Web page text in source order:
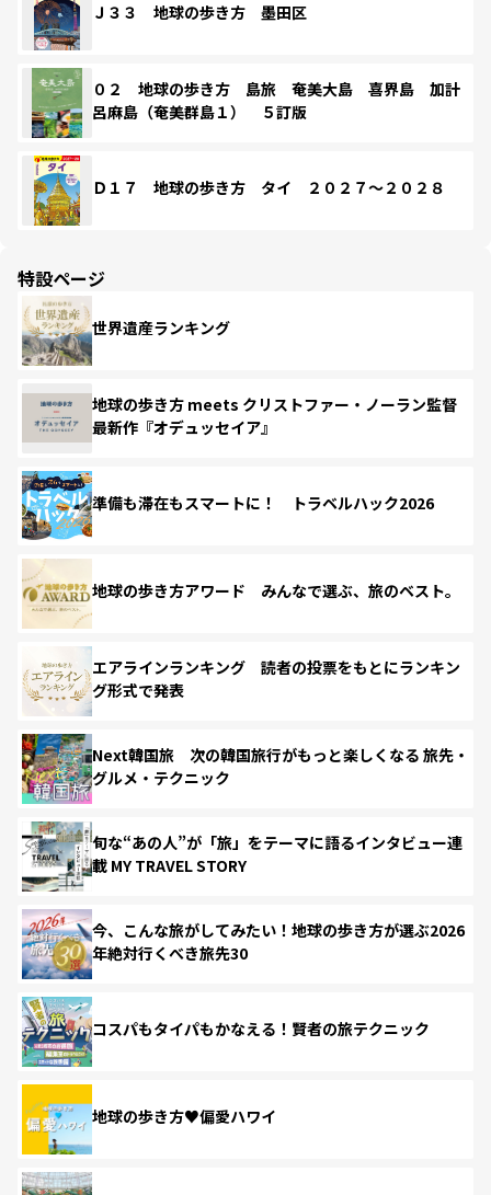
Ｊ３３ 地球の歩き方 墨田区
０２ 地球の歩き方 島旅 奄美大島 喜界島 加計
呂麻島（奄美群島１） ５訂版
Ｄ１７ 地球の歩き方 タイ ２０２７～２０２８
特設ページ
世界遺産ランキング
地球の歩き方 meets クリストファー・ノーラン監督
最新作『オデュッセイア』
準備も滞在もスマートに！ トラベルハック2026
地球の歩き方アワード みんなで選ぶ、旅のベスト。
エアラインランキング 読者の投票をもとにランキン
グ形式で発表
Next韓国旅 次の韓国旅行がもっと楽しくなる 旅先・
グルメ・テクニック
旬な“あの人”が「旅」をテーマに語るインタビュー連
載 MY TRAVEL STORY
今、こんな旅がしてみたい！地球の歩き方が選ぶ2026
年絶対行くべき旅先30
コスパもタイパもかなえる！賢者の旅テクニック
地球の歩き方♥偏愛ハワイ